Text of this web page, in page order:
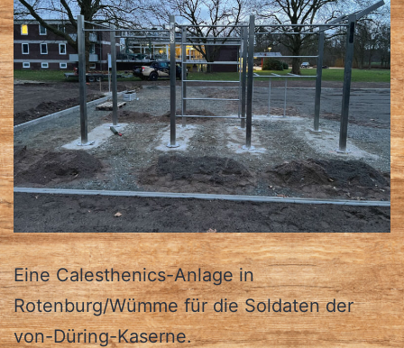
Eine Calesthenics-Anlage in
Rotenburg/Wümme für die Soldaten der
von-Düring-Kaserne.